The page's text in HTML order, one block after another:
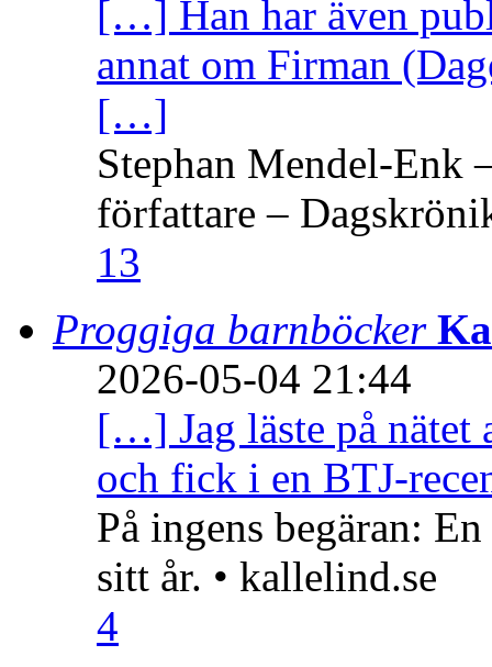
[…] Han har även
annat om Firman
[…]
Stephan Mendel-Enk
författare –
13
Proggiga barnböcker
2026-05-04 21:44
[…] Jag läste på nätet
och fick i en BTJ-
På ingens begäran:
sitt år. • kallelind.se
4